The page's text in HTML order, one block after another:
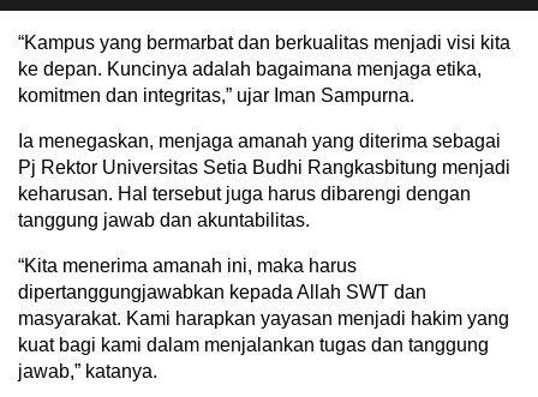
“Kampus yang bermarbat dan berkualitas menjadi visi kita
ke depan. Kuncinya adalah bagaimana menjaga etika,
komitmen dan integritas,” ujar Iman Sampurna.
Ia menegaskan, menjaga amanah yang diterima sebagai
Pj Rektor Universitas Setia Budhi Rangkasbitung menjadi
keharusan. Hal tersebut juga harus dibarengi dengan
tanggung jawab dan akuntabilitas.
“Kita menerima amanah ini, maka harus
dipertanggungjawabkan kepada Allah SWT dan
masyarakat. Kami harapkan yayasan menjadi hakim yang
kuat bagi kami dalam menjalankan tugas dan tanggung
jawab,” katanya.